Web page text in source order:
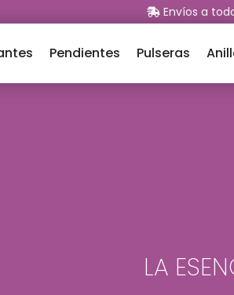
Envíos a
Pendientes Pulseras
LA